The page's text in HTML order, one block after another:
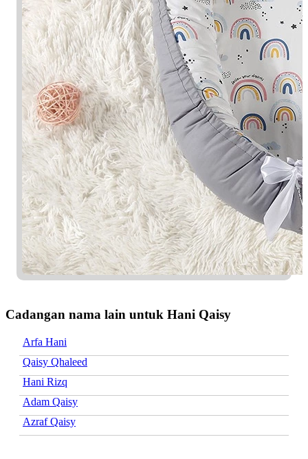
Cadangan nama lain untuk Hani Qaisy
Arfa Hani
Qaisy Qhaleed
Hani Rizq
Adam Qaisy
Azraf Qaisy